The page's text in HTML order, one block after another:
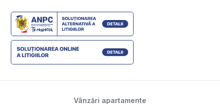
Vânzări apartamente